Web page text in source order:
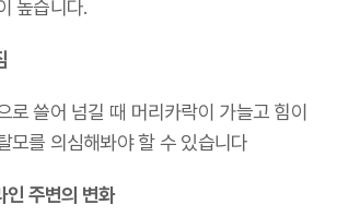
높습니다.
로 쓸어 넘길 때 머리카락이 가늘고 힘이
모를 의심해봐야 할 수 있습니다
인 주변의 변화